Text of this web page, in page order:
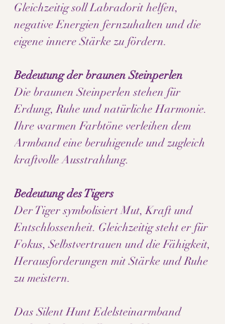
Gleichzeitig soll Labradorit helfen,
negative Energien fernzuhalten und die
eigene innere Stärke zu fördern.
Bedeutung der braunen Steinperlen
Die braunen Steinperlen stehen für
Erdung, Ruhe und natürliche Harmonie.
Ihre warmen Farbtöne verleihen dem
Armband eine beruhigende und zugleich
kraftvolle Ausstrahlung.
Bedeutung des Tigers
Der Tiger symbolisiert Mut, Kraft und
Entschlossenheit. Gleichzeitig steht er für
Fokus, Selbstvertrauen und die Fähigkeit,
Herausforderungen mit Stärke und Ruhe
zu meistern.
Das Silent Hunt Edelsteinarmband